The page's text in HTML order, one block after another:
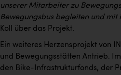
unserer Mitarbeiter zu
Bewegungsbus begleiten und mit
Koll über das Projekt.
Ein weiteres Herzensprojekt von
und Bewegungsstätten Antrieb.
den Bike-Infrastrukturfonds, der